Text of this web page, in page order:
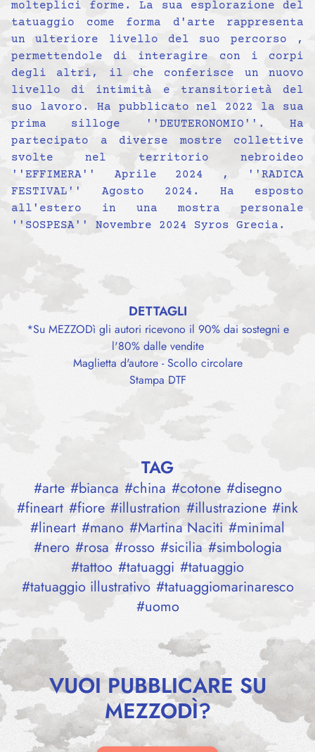
molteplici forme. La sua esplorazione del
tatuaggio come forma d'arte rappresenta
un ulteriore livello del suo percorso ,
permettendole di interagire con i corpi
degli altri, il che conferisce un nuovo
livello di intimità e transitorietà del
suo lavoro. Ha pubblicato nel 2022 la sua
prima silloge ''DEUTERONOMIO''. Ha
partecipato a diverse mostre collettive
svolte nel territorio nebroideo
''EFFIMERA'' Aprile 2024 , ''RADICA
FESTIVAL'' Agosto 2024. Ha esposto
all'estero in una mostra personale
''SOSPESA'' Novembre 2024 Syros Grecia.
DETTAGLI
*Su MEZZODì gli autori ricevono il 90% dai sostegni e
l'80% dalle vendite
Maglietta d'autore - Scollo circolare
Stampa DTF
TAG
#arte #bianca #china #cotone #disegno
#fineart #fiore #illustration #illustrazione #ink
#lineart #mano #Martina Naciti #minimal
#nero #rosa #rosso #sicilia #simbologia
#tattoo #tatuaggi #tatuaggio
#tatuaggio illustrativo #tatuaggiomarinaresco
#uomo
VUOI PUBBLICARE SU
MEZZODÌ?